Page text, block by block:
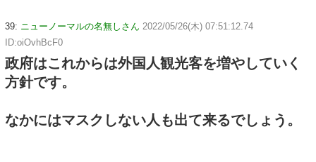
39: ニューノーマルの名無しさん 2022/05/26(木) 07:51:12.74
ID:oiOvhBcF0
政府はこれからは外国人観光客を増やしていく
方針です。
なかにはマスクしない人も出て来るでしょう。